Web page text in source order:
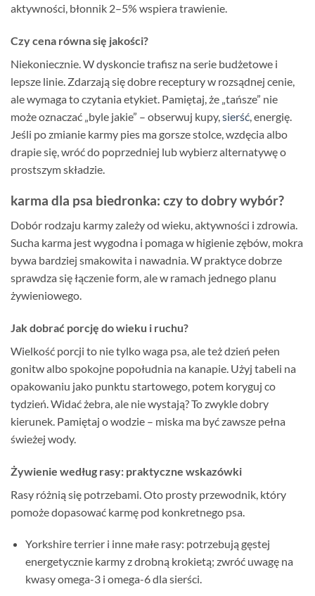
aktywności, błonnik 2–5% wspiera trawienie.
Czy cena równa się jakości?
Niekoniecznie. W dyskoncie trafisz na serie budżetowe i
lepsze linie. Zdarzają się dobre receptury w rozsądnej cenie,
ale wymaga to czytania etykiet. Pamiętaj, że „tańsze” nie
może oznaczać „byle jakie” – obserwuj kupy, sierść , energię.
Jeśli po zmianie karmy pies ma gorsze stolce, wzdęcia albo
drapie się, wróć do poprzedniej lub wybierz alternatywę o
prostszym składzie.
karma dla psa biedronka: czy to dobry wybór?
Dobór rodzaju karmy zależy od wieku, aktywności i zdrowia.
Sucha karma jest wygodna i pomaga w higienie zębów, mokra
bywa bardziej smakowita i nawadnia. W praktyce dobrze
sprawdza się łączenie form, ale w ramach jednego planu
żywieniowego.
Jak dobrać porcję do wieku i ruchu?
Wielkość porcji to nie tylko waga psa, ale też dzień pełen
gonitw albo spokojne popołudnia na kanapie. Użyj tabeli na
opakowaniu jako punktu startowego, potem koryguj co
tydzień. Widać żebra, ale nie wystają? To zwykle dobry
kierunek. Pamiętaj o wodzie – miska ma być zawsze pełna
świeżej wody.
Żywienie według rasy: praktyczne wskazówki
Rasy różnią się potrzebami. Oto prosty przewodnik, który
pomoże dopasować karmę pod konkretnego psa.
Yorkshire terrier i inne małe rasy: potrzebują gęstej
energetycznie karmy z drobną krokietą; zwróć uwagę na
kwasy omega-3 i omega-6 dla sierści.